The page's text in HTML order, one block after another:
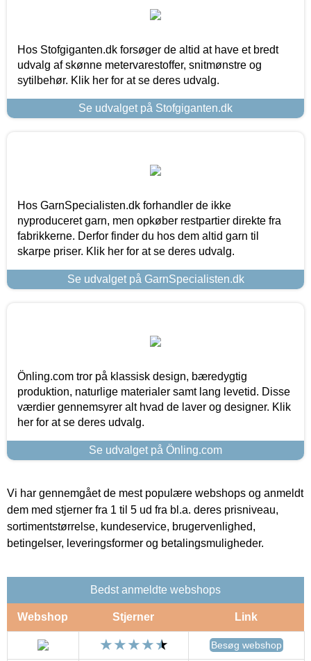
Hos Stofgiganten.dk forsøger de altid at have et bredt
udvalg af skønne metervarestoffer, snitmønstre og
sytilbehør. Klik her for at se deres udvalg.
Se udvalget på Stofgiganten.dk
Hos GarnSpecialisten.dk forhandler de ikke
nyproduceret garn, men opkøber restpartier direkte fra
fabrikkerne. Derfor finder du hos dem altid garn til
skarpe priser. Klik her for at se deres udvalg.
Se udvalget på GarnSpecialisten.dk
Önling.com tror på klassisk design, bæredygtig
produktion, naturlige materialer samt lang levetid. Disse
værdier gennemsyrer alt hvad de laver og designer. Klik
her for at se deres udvalg.
Se udvalget på Önling.com
Vi har gennemgået de mest populære webshops og anmeldt
dem med stjerner fra 1 til 5 ud fra bl.a. deres prisniveau,
sortimentstørrelse, kundeservice, brugervenlighed,
betingelser, leveringsformer og betalingsmuligheder.
Bedst anmeldte webshops
Webshop Stjerner Link
Besøg webshop